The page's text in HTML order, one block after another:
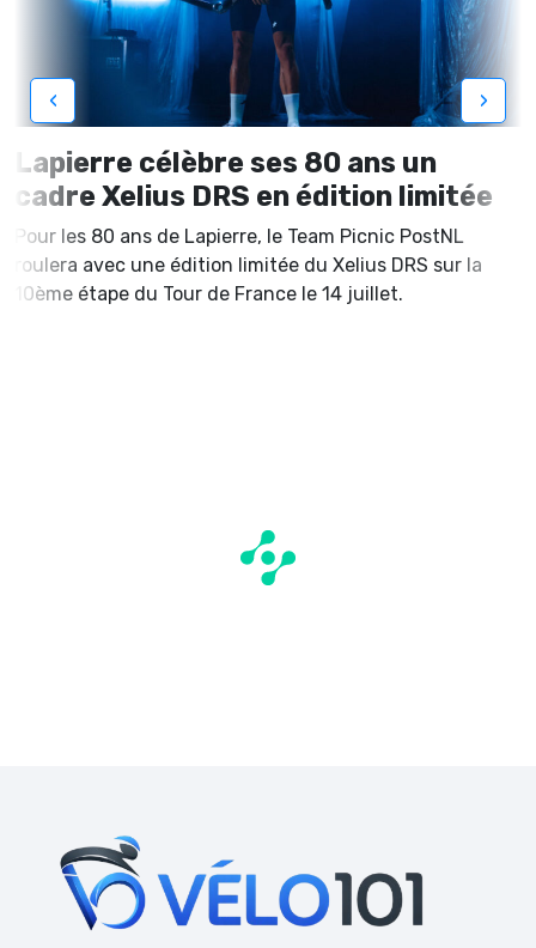
Lapierre célèbre ses 80 ans un
cadre Xelius DRS en édition limitée
Pour les 80 ans de Lapierre, le Team Picnic PostNL
roulera avec une édition limitée du Xelius DRS sur la
10ème étape du Tour de France le 14 juillet.
‹ ›